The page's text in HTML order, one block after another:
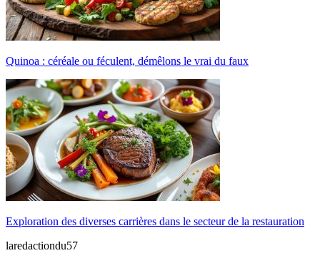
Quinoa : céréale ou féculent, démêlons le vrai du faux
Exploration des diverses carrières dans le secteur de la restauration
laredactiondu57